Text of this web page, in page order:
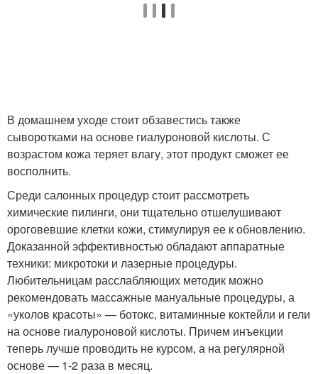
В домашнем уходе стоит обзавестись также
сыворотками на основе гиалуроновой кислоты. С
возрастом кожа теряет влагу, этот продукт сможет ее
восполнить.
Среди салонных процедур стоит рассмотреть
химические пилинги, они тщательно отшелушивают
ороговевшие клетки кожи, стимулируя ее к обновлению.
Доказанной эффективностью обладают аппаратные
техники: микротоки и лазерные процедуры.
Любительницам расслабляющих методик можно
рекомендовать массажные мануальные процедуры, а
«уколов красоты» — ботокс, витаминные коктейли и гели
на основе гиалуроновой кислоты. Причем инъекции
теперь лучше проводить не курсом, а на регулярной
основе — 1-2 раза в месяц.